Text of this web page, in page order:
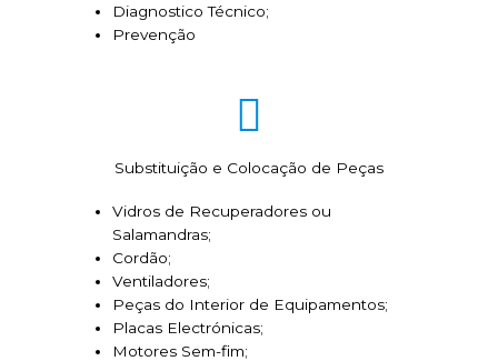
Diagnostico Técnico;
Prevenção
Substituição e Colocação de Peças
Vidros de Recuperadores ou
Salamandras;
Cordão;
Ventiladores;
Peças do Interior de Equipamentos;
Placas Electrónicas;
Motores Sem-fim;